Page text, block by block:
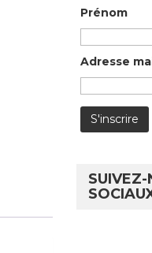
Prénom
Adresse
SUIVEZ-